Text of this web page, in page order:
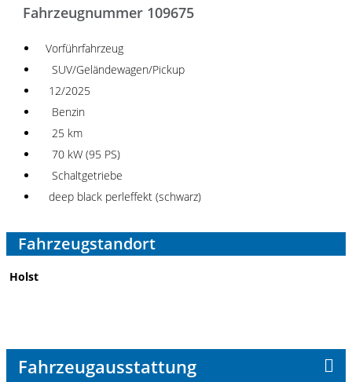
Fahrzeugnummer 109675
Vorführfahrzeug
SUV/Geländewagen/Pickup
12/2025
Benzin
25 km
70 kW (95 PS)
Schaltgetriebe
deep black perleffekt (schwarz)
Fahrzeugstandort
Holst
Fahrzeugausstattung